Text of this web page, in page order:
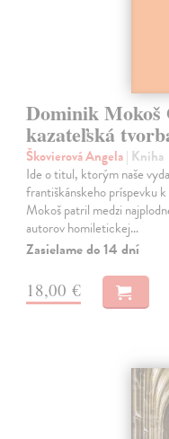
Dominik Mokoš
kazateľská
Škovierová Angela| Kniha
Ide o titul, ktorým naše
františkánskeho príspevku
Mokoš patril medzi
autorov homiletickej…
Zasielame do 14 dní
18,00 €